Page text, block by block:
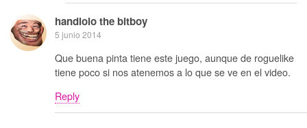
handlolo the bitboy
5 junio 2014
Que buena pinta tiene este juego, aunque de roguelike
tiene poco si nos atenemos a lo que se ve en el video.
Reply